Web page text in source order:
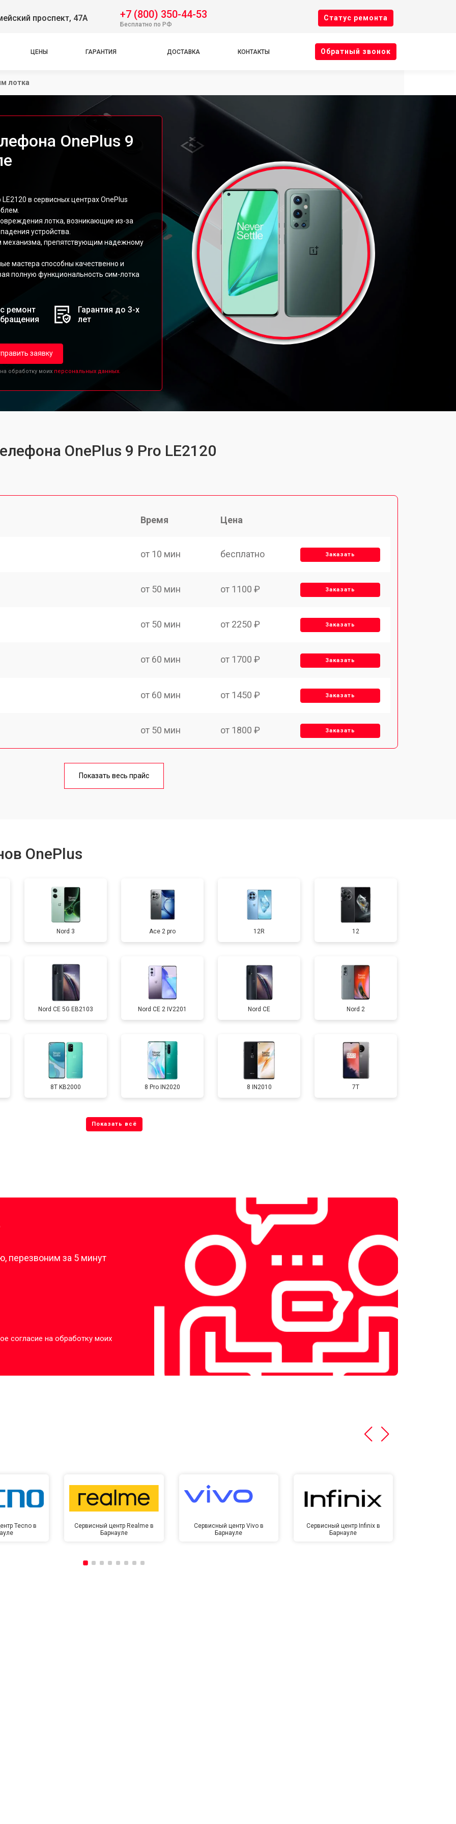
проспект, 47А +7 (800) 350-44-53
Бесплатно по РФ
Cтатус ремонта
ЦЕНЫ ГАРАНТИЯ ДОСТАВКА КОНТАКТЫ Oбратный звонок
лотка
OnePlus 9
в сервисных центрах OnePlus
лотка, возникающие из-за
устройства.
механизма, препятствующим надежному
мастера способны качественно и
полную функциональность сим-лотка
ремонт
Гарантия до 3-х
лет
заявку
обработку моих персональных данных.
OnePlus 9 Pro LE2120
Время Цена
от 10 мин бесплатно Заказать
от 50 мин от 1100 ₽ Заказать
от 50 мин от 2250 ₽ Заказать
от 60 мин от 1700 ₽ Заказать
от 60 мин от 1450 ₽ Заказать
от 50 мин от 1800 ₽ Заказать
от 70 мин
от 80 мин от 2700 ₽ Заказать
от 40 мин от 950 ₽ Заказать
от 70 мин от 1750 ₽ Заказать
от 60 мин от 3200 ₽ Заказать
от 60 мин от 1400 ₽ Заказать
Показать весь прайс
OnePlus
Nord 3 Ace 2 pro 12R 12
Nord CE 5G EB2103 Nord CE 2 IV2201 Nord CE Nord 2
8T KB2000 8 Pro IN2020 8 IN2010 7T
перезвоним за 5 минут
согласие на обработку моих
Tecno в
Сервисный центр Realme в
Барнауле
Сервисный центр Vivo в
Барнауле
Сервисный центр Infinix в
Барнауле